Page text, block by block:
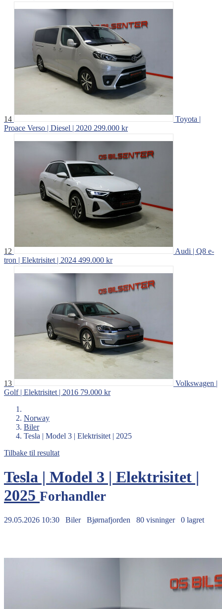
14
Toyota |
Proace Verso | Diesel | 2020 299.000 kr
12
Audi | Q8 e-
tron | Elektrisitet | 2024 499.000 kr
13
Volkswagen |
Golf | Elektrisitet | 2016 79.000 kr
Norway
Biler
Tesla | Model 3 | Elektrisitet | 2025
Tilbake til resultat
Tesla | Model 3 | Elektrisitet |
2025 Forhandler
29.05.2026 10:30 Biler Bjørnafjorden 80 visninger 0 lagret